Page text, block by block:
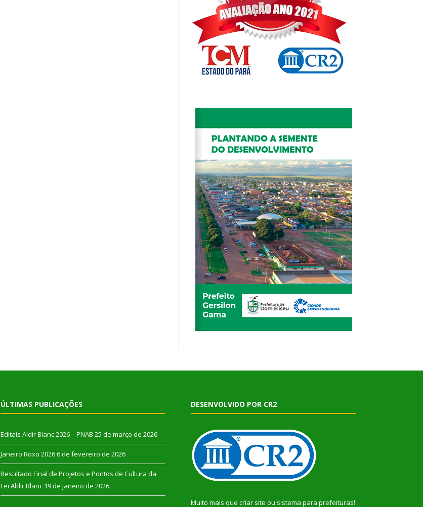
ÚLTIMAS PUBLICAÇÕES
Editais Aldir Blanc 2026 – PNAB 25 de março de 2026
Janeiro Roxo 2026 6 de fevereiro de 2026
Resultado Final de Projetos e Pontos de Cultura da
Lei Aldir Blanc 19 de janeiro de 2026
DESENVOLVIDO POR CR2
Muito mais que criar site ou sistema para prefeituras!